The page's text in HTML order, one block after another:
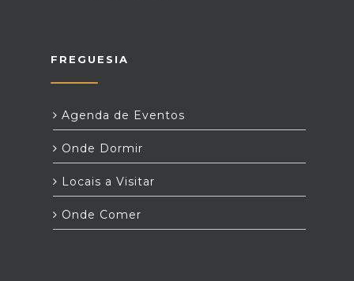
FREGUESIA
Agenda de Eventos
Onde Dormir
Locais a Visitar
Onde Comer